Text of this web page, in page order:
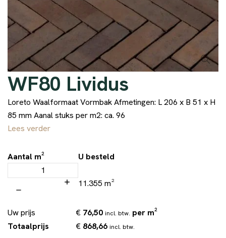
WF80 Lividus
Loreto Waalformaat Vormbak Afmetingen: L 206 x B 51 x H
85 mm Aanal stuks per m2: ca. 96
Lees verder
Aantal m² U besteld
11.355 m²
Uw prijs € 76,50 incl. btw. per m²
Totaalprijs
€ 868,66 incl. btw.